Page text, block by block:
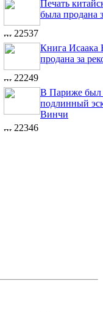
Печать
была продана
22537
Книга Исаака
продана за
22249
В Париже был
подлинный
Винчи
22346